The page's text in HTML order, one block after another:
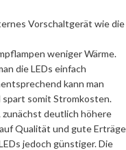
Vorschaltgerät wie die
weniger Wärme.
die LEDs einfach
kann man
somit Stromkosten.
zunächst deutlich höhere
Qualität und gute Erträge
jedoch günstiger. Die